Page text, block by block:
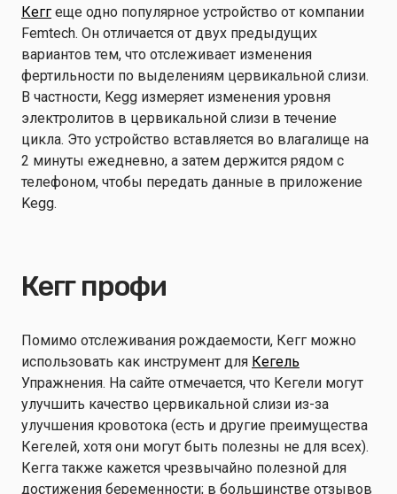
Кегг еще одно популярное устройство от компании
Femtech. Он отличается от двух предыдущих
вариантов тем, что отслеживает изменения
фертильности по выделениям цервикальной слизи.
В частности, Kegg измеряет изменения уровня
электролитов в цервикальной слизи в течение
цикла. Это устройство вставляется во влагалище на
2 минуты ежедневно, а затем держится рядом с
телефоном, чтобы передать данные в приложение
Kegg.
Кегг профи
Помимо отслеживания рождаемости, Кегг можно
использовать как инструмент для Кегель
Упражнения. На сайте отмечается, что Кегели могут
улучшить качество цервикальной слизи из-за
улучшения кровотока (есть и другие преимущества
Кегелей, хотя они могут быть полезны не для всех).
Кегга также кажется чрезвычайно полезной для
достижения беременности; в большинстве отзывов